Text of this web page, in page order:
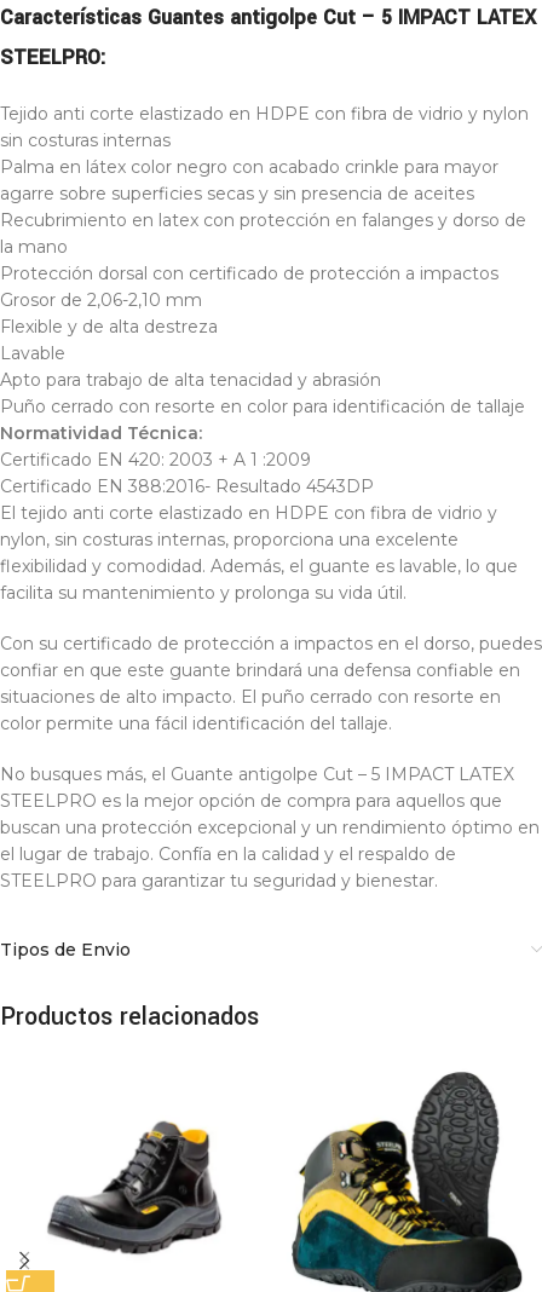
Características Guantes antigolpe Cut – 5 IMPACT LATEX
STEELPRO:
Tejido anti corte elastizado en HDPE con fibra de vidrio y nylon
sin costuras internas
Palma en látex color negro con acabado crinkle para mayor
agarre sobre superficies secas y sin presencia de aceites
Recubrimiento en latex con protección en falanges y dorso de
la mano
Protección dorsal con certificado de protección a impactos
Grosor de 2,06-2,10 mm
Flexible y de alta destreza
Lavable
Apto para trabajo de alta tenacidad y abrasión
Puño cerrado con resorte en color para identificación de tallaje
Normatividad Técnica:
Certificado EN 420: 2003 + A 1 :2009
Certificado EN 388:2016- Resultado 4543DP
El tejido anti corte elastizado en HDPE con fibra de vidrio y
nylon, sin costuras internas, proporciona una excelente
flexibilidad y comodidad. Además, el guante es lavable, lo que
facilita su mantenimiento y prolonga su vida útil.
Con su certificado de protección a impactos en el dorso, puedes
confiar en que este guante brindará una defensa confiable en
situaciones de alto impacto. El puño cerrado con resorte en
color permite una fácil identificación del tallaje.
No busques más, el Guante antigolpe Cut – 5 IMPACT LATEX
STEELPRO es la mejor opción de compra para aquellos que
buscan una protección excepcional y un rendimiento óptimo en
el lugar de trabajo. Confía en la calidad y el respaldo de
STEELPRO para garantizar tu seguridad y bienestar.
Tipos de Envio
Productos relacionados